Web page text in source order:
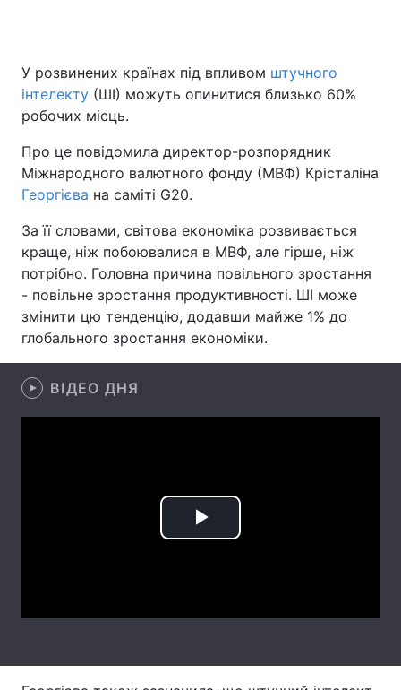
Україна Політика
Спорт Наука
Зброя Інциденти
Здоров'я Туризм
Цікавинки Погода
Думки
Вакансії
Послуги
У розвинених країнах під впливом штучного
інтелекту (ШІ) можуть опинитися близько 60%
робочих місць.
Про це повідомила директор-розпорядник
Міжнародного валютного фонду (МВФ) Крісталіна
Георгієва на саміті G20.
За її словами, світова економіка розвивається
краще, ніж побоювалися в МВФ, але гірше, ніж
потрібно. Головна причина повільного зростання
- повільне зростання продуктивності. ШІ може
змінити цю тенденцію, додавши майже 1% до
глобального зростання економіки.
ВІДЕО ДНЯ
Play